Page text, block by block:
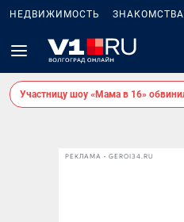
НЕДВИЖИМОСТЬ ЗНАКОМСТВА
Участницу шоу «Мама в 16»
РЕКЛАМА • GEROI34.RU